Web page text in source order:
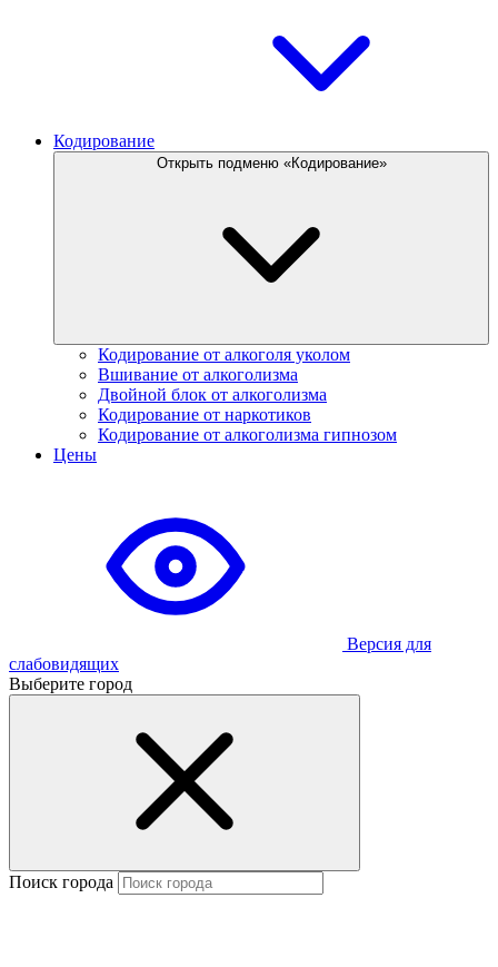
Кодирование
Открыть подменю «Кодирование»
Кодирование от алкоголя уколом
Вшивание от алкоголизма
Двойной блок от алкоголизма
Кодирование от наркотиков
Кодирование от алкоголизма гипнозом
Цены
Версия для
слабовидящих
Выберите город
Поиск города